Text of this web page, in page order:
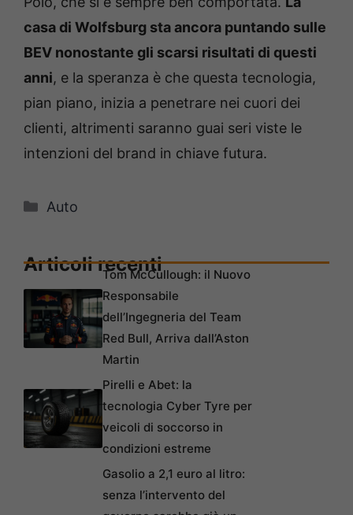
casa di Wolfsburg sta ancora puntando sulle
BEV nonostante gli scarsi risultati di questi
anni, e la speranza è che questa tecnologia,
pian piano, inizia a penetrare nei cuori dei
clienti, altrimenti saranno guai seri viste le
intenzioni del brand in chiave futura.
Categorie
Auto
Articoli recentiTom McCullough: il Nuovo
Responsabile
dell’Ingegneria del Team
Red Bull, Arriva dall’Aston
Martin
Pirelli e Abet: la
tecnologia Cyber Tyre per
veicoli di soccorso in
condizioni estreme
Gasolio a 2,1 euro al litro:
senza l’intervento del